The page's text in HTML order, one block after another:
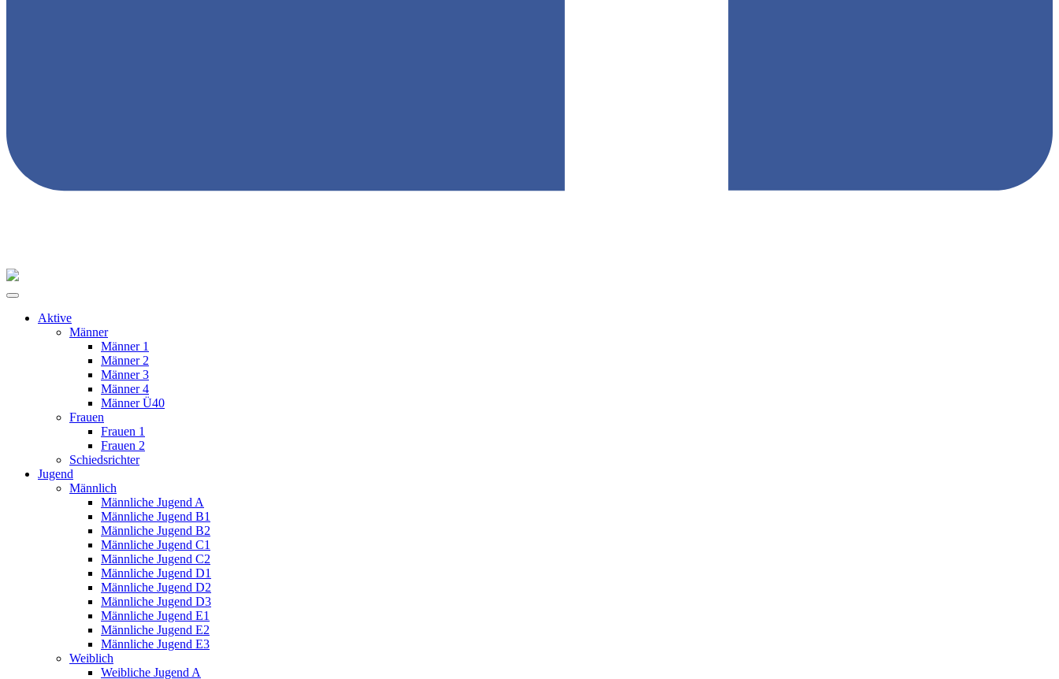
Aktive
Männer
Männer 1
Männer 2
Männer 3
Männer 4
Männer Ü40
Frauen
Frauen 1
Frauen 2
Schiedsrichter
Jugend
Männlich
Männliche Jugend A
Männliche Jugend B1
Männliche Jugend B2
Männliche Jugend C1
Männliche Jugend C2
Männliche Jugend D1
Männliche Jugend D2
Männliche Jugend D3
Männliche Jugend E1
Männliche Jugend E2
Männliche Jugend E3
Weiblich
Weibliche Jugend A